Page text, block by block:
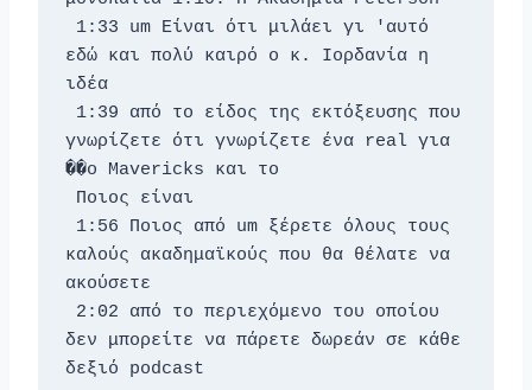
εδώ και πολύ καιρό ο κ. Ιορδανία η
ιδέα
γνωρίζετε ότι γνωρίζετε ένα real για
��ο Mavericks και το
Ποιος είναι
καλούς ακαδημαϊκούς που θα θέλατε να
ακούσετε
δεν μπορείτε να πάρετε δωρεάν σε κάθε
δεξιό podcast